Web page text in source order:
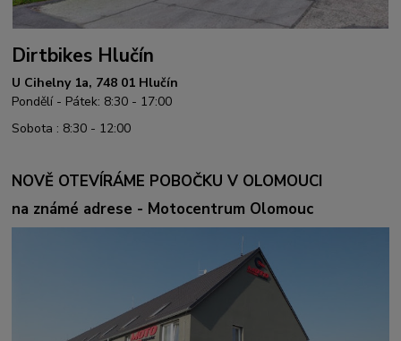
Dirtbikes Hlučín
U Cihelny 1a, 748 01 Hlučín
Pondělí - Pátek: 8:30 - 17:00
Sobota : 8:30 - 12:00
NOVĚ OTEVÍRÁME POBOČKU V OLOMOUCI
na známé adrese - Motocentrum Olomouc